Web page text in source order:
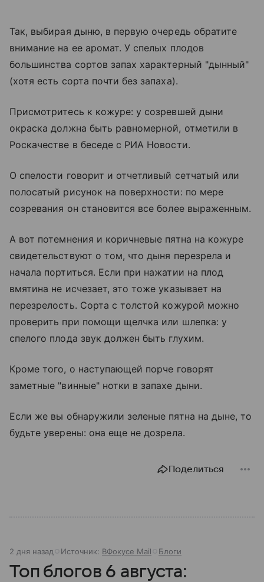
Так, выбирая дыню, в первую очередь обратите
внимание на ее аромат. У спелых плодов
большинства сортов запах характерный "дынный"
(хотя есть сорта почти без запаха).
Присмотритесь к кожуре: у созревшей дыни
окраска должна быть равномерной, отметили в
Роскачестве в беседе с РИА Новости.
О спелости говорит и отчетливый сетчатый или
полосатый рисунок на поверхности: по мере
созревания он становится все более выраженным.
А вот потемнения и коричневые пятна на кожуре
свидетельствуют о том, что дыня перезрела и
начала портиться. Если при нажатии на плод
вмятина не исчезает, это тоже указывает на
перезрелость. Сорта с толстой кожурой можно
проверить при помощи щелчка или шлепка: у
спелого плода звук должен быть глухим.
Кроме того, о наступающей порче говорят
заметные "винные" нотки в запахе дыни.
Если же вы обнаружили зеленые пятна на дыне, то
будьте уверены: она еще не дозрела.
Поделиться
2 дня назад Источник: ВФокусе Mail Блоги
Топ блогов 6 августа: